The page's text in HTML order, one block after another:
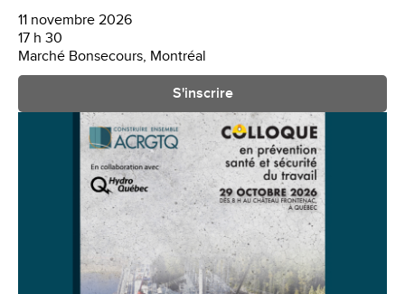
11 novembre 2026
17 h 30
Marché Bonsecours, Montréal
S'inscrire